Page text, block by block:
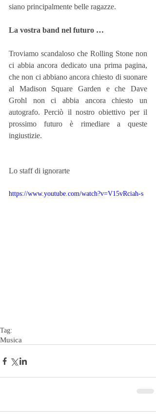
siano principalmente belle ragazze.
La vostra band nel futuro …
Troviamo scandaloso che Rolling Stone non
ci abbia ancora dedicato una prima pagina,
che non ci abbiano ancora chiesto di suonare
al Madison Square Garden e che Dave
Grohl non ci abbia ancora chiesto un
autografo. Perciò il nostro obiettivo per il
prossimo futuro è rimediare a queste
ingiustizie.
Lo staff di ignorarte
https://www.youtube.com/watch?v=V15vRciah-s
Tag:
Musica